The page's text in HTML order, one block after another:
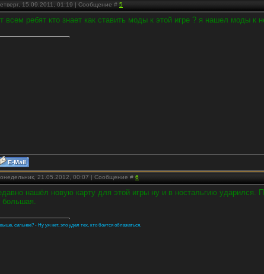
15.09.2011, 01:19 | Сообщение # 5
всем ребят кто знает как ставить моды к этой игре ? я нашел моды к
21.05.2012, 00:07 | Сообщение # 6
нашёл новую карту для этой игры ну и в ностальгию ударился.
большая.
сильнее? - Ну уж нет, это удел тех, кто боится облажаться.